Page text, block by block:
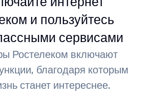
и пользуйтесь
сервисами
Ростелеком включают
благодаря которым
станет интереснее.